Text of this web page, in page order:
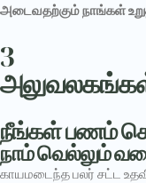
அடைவதற்கும் நாங்கள்
3
நீங்கள் பணம்
நாம் வெல்லும்
காயமடைந்த பலர் சட்ட